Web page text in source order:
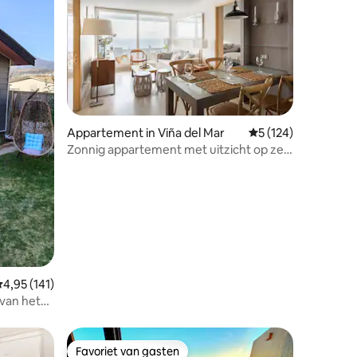
beoordeling van 4,95 uit 5, 141 recensies
4,95 (141)
het
Appartement in Viña del Mar Gemiddelde
5 (124)
Zonnig appartement met uitzicht op zee
Favoriet van gasten